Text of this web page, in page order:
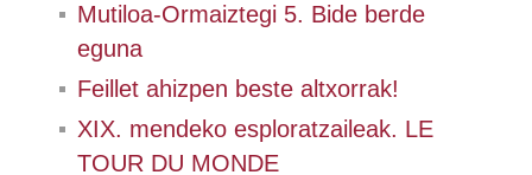
Mutiloa-Ormaiztegi 5. Bide berde
eguna
Feillet ahizpen beste altxorrak!
XIX. mendeko esploratzaileak. LE
TOUR DU MONDE